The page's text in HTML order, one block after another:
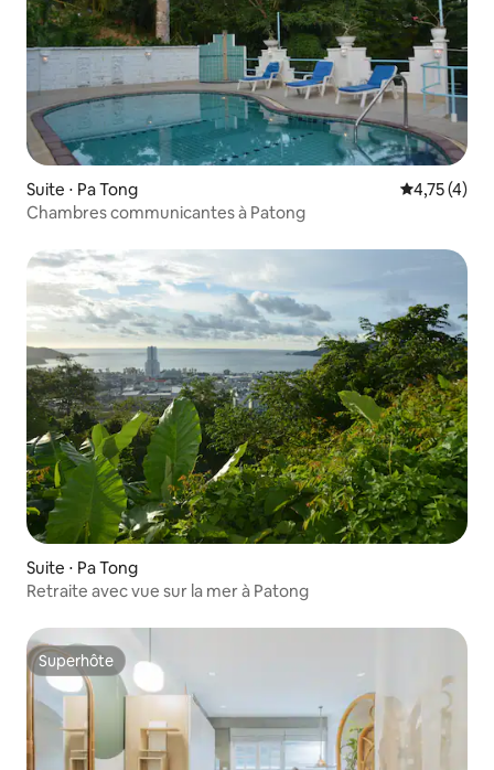
Suite ⋅ Pa Tong Évaluation
4,75 (4)
Chambres communicantes à Patong
Suite ⋅ Pa Tong
Retraite avec vue sur la mer à Patong
Superhôte
Superhôte